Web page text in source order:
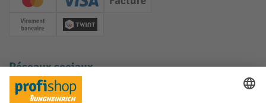
Creditcard (Master)Creditcard (Visa)
Facture
Paiement anticipé
Twint
Réseaux sociaux
Facebook
YouTube
LinkedInInstagram